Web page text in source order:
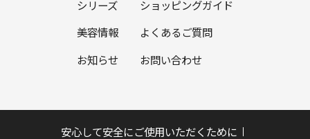
シリーズ ショッピングガイド
美容情報 よくあるご質問
お知らせ お問い合わせ
安心して安全にご使用いただくために